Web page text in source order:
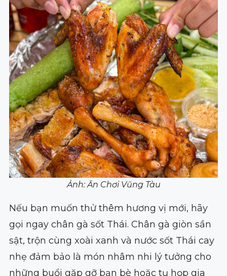
Ảnh: Ăn Chơi Vũng Tàu
Nếu bạn muốn thử thêm hương vị mới, hãy
gọi ngay chân gà sốt Thái. Chân gà giòn sần
sật, trộn cùng xoài xanh và nước sốt Thái cay
nhẹ đảm bảo là món nhâm nhi lý tưởng cho
những buổi gặp gỡ bạn bè hoặc tụ họp gia